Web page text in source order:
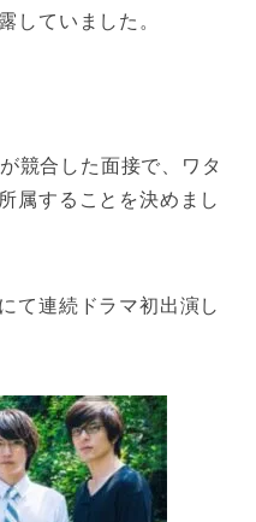
していました。
競合した面接で、ワタ
属することを決めまし
て連続ドラマ初出演し